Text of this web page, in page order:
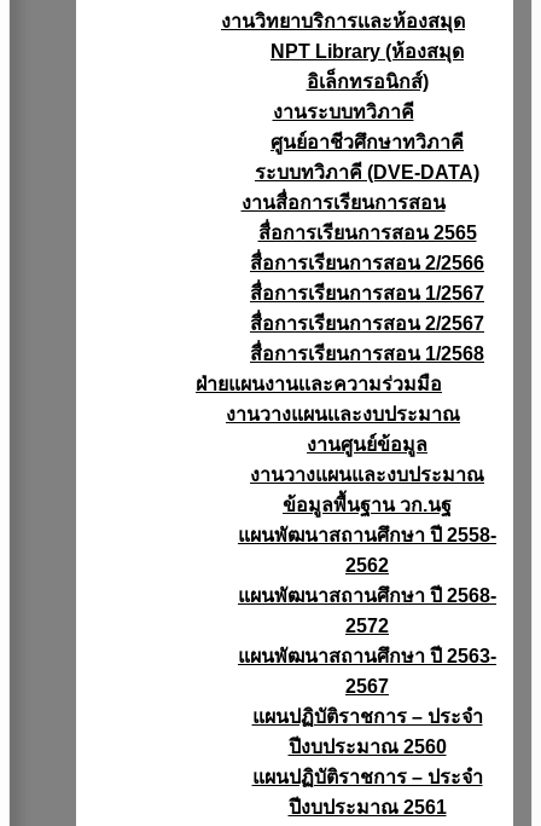
งานวิทยาบริการเเละห้องสมุด
NPT Library (ห้องสมุด
อิเล็กทรอนิกส์)
งานระบบทวิภาคี
ศูนย์อาชีวศึกษาทวิภาคี
ระบบทวิภาคี (DVE-DATA)
งานสื่อการเรียนการสอน
สื่อการเรียนการสอน 2565
สื่อการเรียนการสอน 2/2566
สื่อการเรียนการสอน 1/2567
สื่อการเรียนการสอน 2/2567
สื่อการเรียนการสอน 1/2568
ฝ่ายแผนงานเเละความร่วมมือ
งานวางแผนเเละงบประมาณ
งานศูนย์ข้อมูล
งานวางแผนและงบประมาณ
ข้อมูลพื้นฐาน วก.นฐ
แผนพัฒนาสถานศึกษา ปี 2558-
2562
แผนพัฒนาสถานศึกษา ปี 2568-
2572
แผนพัฒนาสถานศึกษา ปี 2563-
2567
แผนปฏิบัติราชการ – ประจำ
ปีงบประมาณ 2560
แผนปฏิบัติราชการ – ประจำ
ปีงบประมาณ 2561